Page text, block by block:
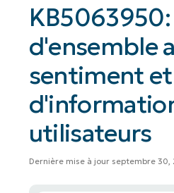
KB5063950:
d'ensemble
sentiment
utilisateurs
Dernière mise à jour septembre 30,